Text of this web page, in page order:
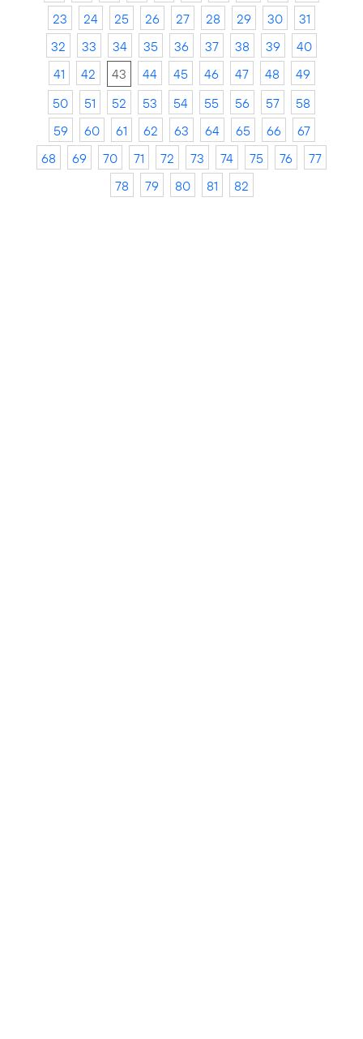
23
24 25 26 27 28 29 30
31
32
33 34 35 36 37 38 39
40
41
42 43 44 45 46 47 48
49
50
51 52 53 54 55 56 57
58
59
60 61 62 63 64 65 66
67
68
69 70 71 72 73 74 75 76
77
78
79 80 81 82